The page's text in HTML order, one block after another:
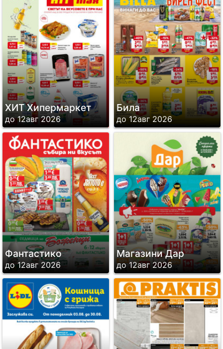
ХИТ Хипермаркет
до 12авг 2026
Била
до 12авг 2026
Фантастико
до 12авг 2026
Магазини Дар
до 12авг 2026